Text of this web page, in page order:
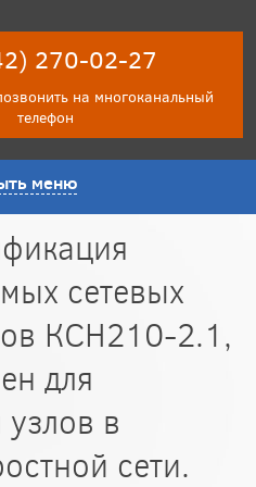
270-02-27
на многоканальный
телефон
меню
сетевых
КСН210-2.1,
для
в
сети.